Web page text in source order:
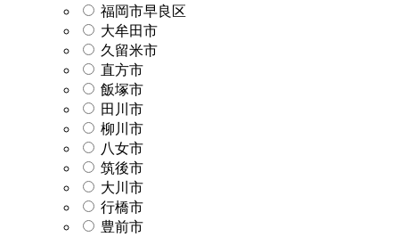
福岡市早良区
大牟田市
久留米市
直方市
飯塚市
田川市
柳川市
八女市
筑後市
大川市
行橋市
豊前市